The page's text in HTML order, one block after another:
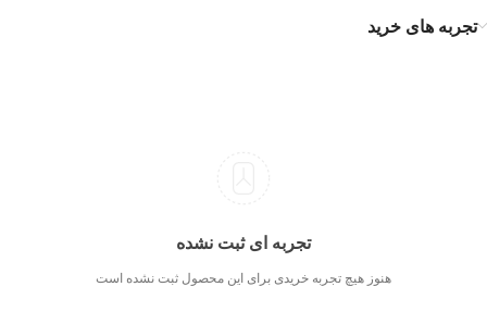
تجربه های خرید
تجربه ای ثبت نشده
هنوز هیچ تجربه خریدی برای این محصول ثبت نشده است